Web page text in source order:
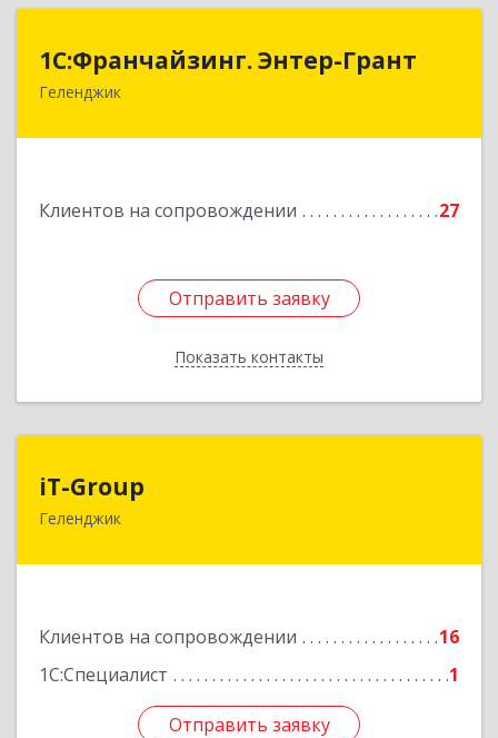
1С:Франчайзинг. Энтер-Грант
Геленджик
Клиентов на сопровождении 27
Отправить заявку
Показать контакты
1С:Франчайзинг. Энтер-Грант
353467, Краснодарский край, Геленджик г,
Отправить заявку
Назад
iT-Group
Геленджик
Клиентов на сопровождении
16
1С:Специалист
1
Отправить заявку
353460, Краснодарский край, Геленджик г,
Отправить заявку